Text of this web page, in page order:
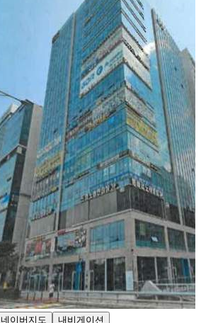
네이버지도 내비게이션